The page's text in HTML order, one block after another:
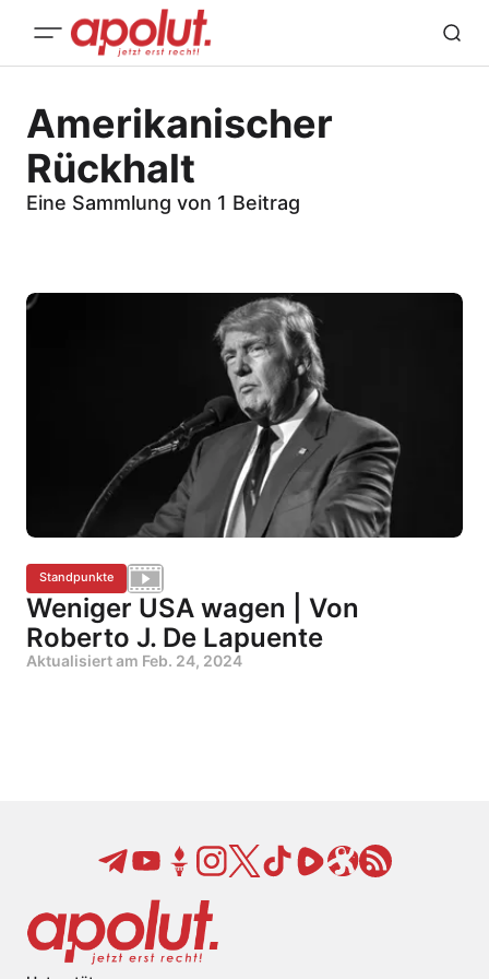
Amerikanischer
Rückhalt
Eine Sammlung von 1 Beitrag
Standpunkte
Weniger USA wagen | Von
Roberto J. De Lapuente
Aktualisiert am Feb. 24, 2024